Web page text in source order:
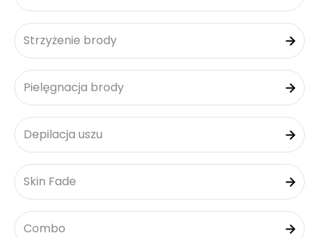
Strzyżenie brody
Pielęgnacja brody
Depilacja uszu
Skin Fade
Combo